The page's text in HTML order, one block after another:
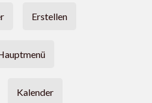
Erstellen
Kalender